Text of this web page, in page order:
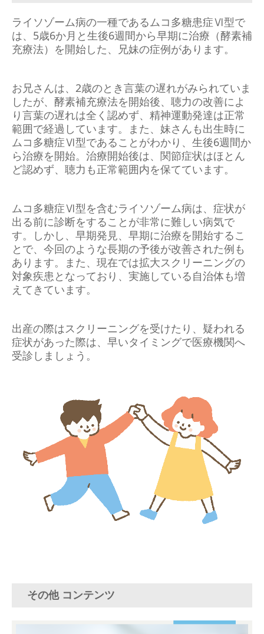
ライソゾーム病の一種であるムコ多糖患症Ⅵ型で
は、5歳6か月と生後6週間から早期に治療（酵素補
充療法）を開始した、兄妹の症例があります。
お兄さんは、2歳のとき言葉の遅れがみられていま
したが、酵素補充療法を開始後、聴力の改善によ
り言葉の遅れは全く認めず、精神運動発達は正常
範囲で経過しています。また、妹さんも出生時に
ムコ多糖症Ⅵ型であることがわかり、生後6週間か
ら治療を開始。治療開始後は、関節症状はほとん
ど認めず、聴力も正常範囲内を保てています。
ムコ多糖症Ⅵ型を含むライソゾーム病は、症状が
出る前に診断をすることが非常に難しい病気で
す。しかし、早期発見、早期に治療を開始するこ
とで、今回のような長期の予後が改善された例も
あります。また、現在では拡大スクリーニングの
対象疾患となっており、実施している自治体も増
えてきています。
出産の際はスクリーニングを受けたり、疑われる
症状があった際は、早いタイミングで医療機関へ
受診しましょう。
その他 コンテンツ